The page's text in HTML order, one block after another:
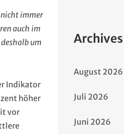
nicht immer
auch im
um
Indikator
höher
vor
Archives
August 2026
Juli 2026
Juni 2026